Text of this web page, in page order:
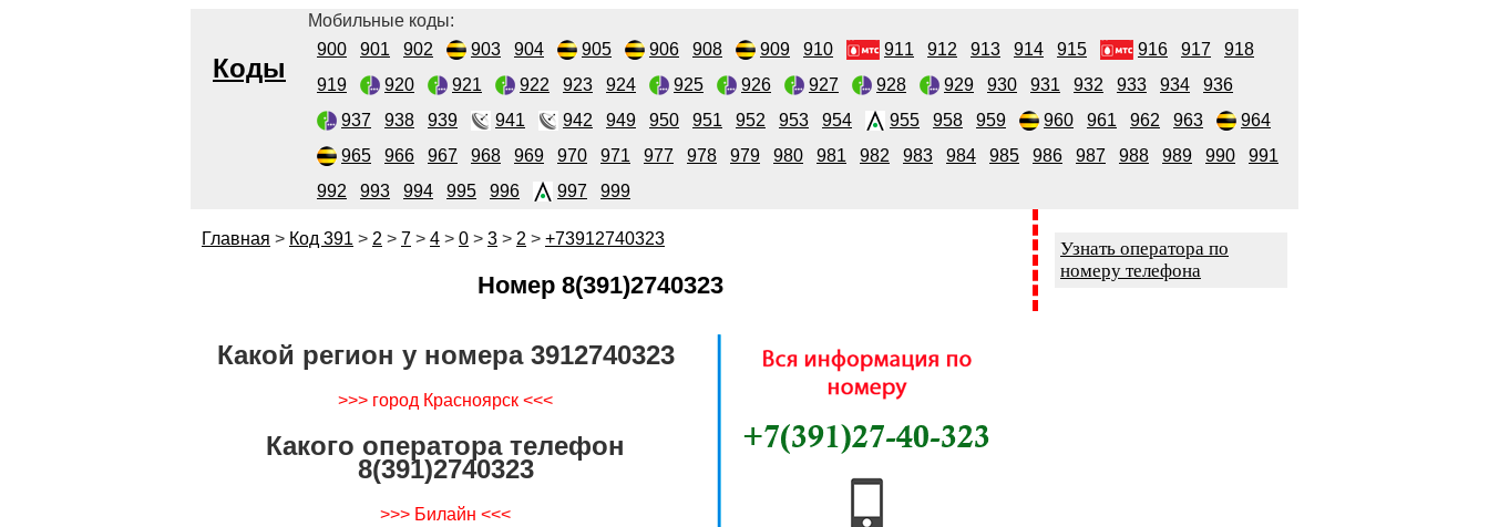
Коды
Мобильные коды:
900
901 902 903 904 905 906 908 909 910 911 912 913 914 915 916 917
918
919
920 921 922 923 924 925 926 927 928 929 930 931 932 933 934
936
937
938 939 941 942 949 950 951 952 953 954 955 958 959 960 961 962 963
964
965
966 967 968 969 970 971 977 978 979 980 981 982 983 984 985 986 987 988 989 990
991
992
993 994 995 996 997 999
Главная > Код 391 > 2 > 7 > 4 > 0 > 3 > 2 > +73912740323
Номер 8(391)2740323
Какой регион у номера 3912740323
>>> город Красноярск <<<
Какого оператора телефон
8(391)2740323
>>> Билайн <<<
Узнать оператора по
номеру телефона